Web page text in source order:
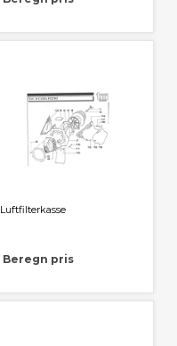
Luftfilterkasse
Beregn pris